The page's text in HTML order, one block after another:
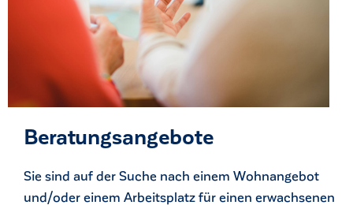
Beratungsangebote
Sie sind auf der Suche nach einem Wohnangebot
und/oder einem Arbeitsplatz für einen erwachsenen